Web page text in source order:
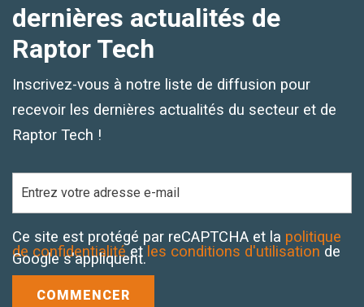
dernières actualités de
Raptor Tech
Inscrivez-vous à notre liste de diffusion pour
recevoir les dernières actualités du secteur et de
Raptor Tech !
Ce site est protégé par reCAPTCHA et la politique
de confidentialitéetles conditions d'utilisationde
Google s'appliquent.